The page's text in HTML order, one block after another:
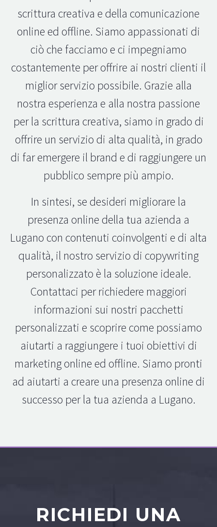
scrittura creativa e della comunicazione
online ed offline. Siamo appassionati di
ciò che facciamo e ci impegniamo
costantemente per offrire ai nostri clienti il
miglior servizio possibile. Grazie alla
nostra esperienza e alla nostra passione
per la scrittura creativa, siamo in grado di
offrire un servizio di alta qualità, in grado
di far emergere il brand e di raggiungere un
pubblico sempre più ampio.
In sintesi, se desideri migliorare la
presenza online della tua azienda a
Lugano con contenuti coinvolgenti e di alta
qualità, il nostro servizio di copywriting
personalizzato è la soluzione ideale.
Contattaci per richiedere maggiori
informazioni sui nostri pacchetti
personalizzati e scoprire come possiamo
aiutarti a raggiungere i tuoi obiettivi di
marketing online ed offline. Siamo pronti
ad aiutarti a creare una presenza online di
successo per la tua azienda a Lugano.
RICHIEDI UNA